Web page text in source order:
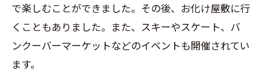
で楽しむことができました。その後、お化け屋敷に行
くこともありました。また、スキーやスケート、バ
ンクーバーマーケットなどのイベントも開催されてい
ます。